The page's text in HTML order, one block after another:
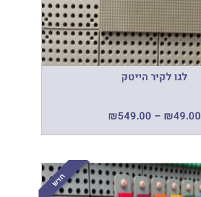
לגו לקיר הייטק
₪49.00
–
₪549.00
חדש